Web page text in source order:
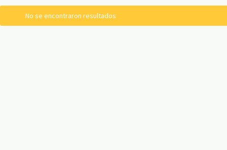
No se encontraron resultados